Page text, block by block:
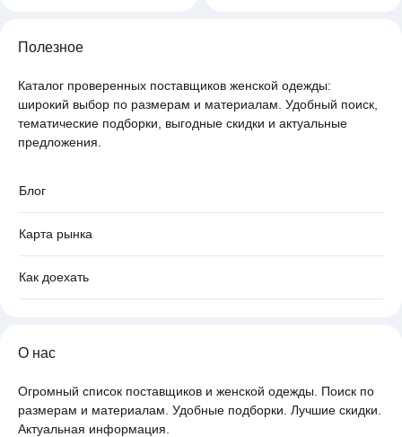
Полезное
Каталог проверенных поставщиков женской одежды:
широкий выбор по размерам и материалам. Удобный поиск,
тематические подборки, выгодные скидки и актуальные
предложения.
Блог
Карта рынка
Как доехать
О нас
Огромный список поставщиков и женской одежды. Поиск по
размерам и материалам. Удобные подборки. Лучшие скидки.
Актуальная информация.